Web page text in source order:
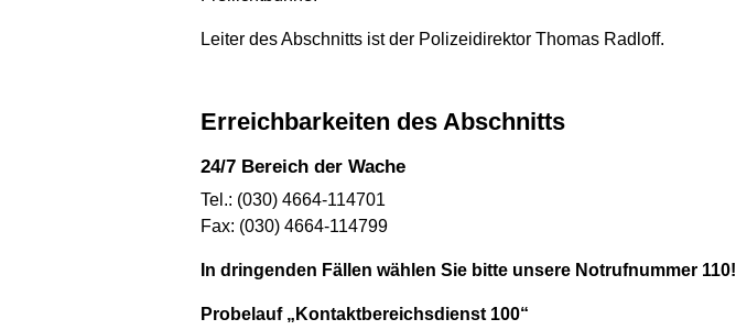
Leiter des Abschnitts ist der Polizeidirektor Thomas Radloff.
Erreichbarkeiten des Abschnitts
24/7 Bereich der Wache
Tel.: (030) 4664-114701
Fax: (030) 4664-114799
In dringenden Fällen wählen Sie bitte unsere Notrufnummer 110!
Probelauf „Kontaktbereichsdienst 100“